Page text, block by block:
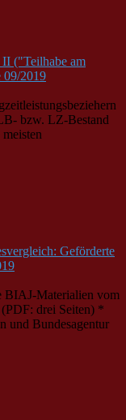
("Teilhabe am
09/2019
bzw. LZ-Bestand
Geförderte
BIAJ-Materialien vom
drei Seiten) *
und Bundesagentur